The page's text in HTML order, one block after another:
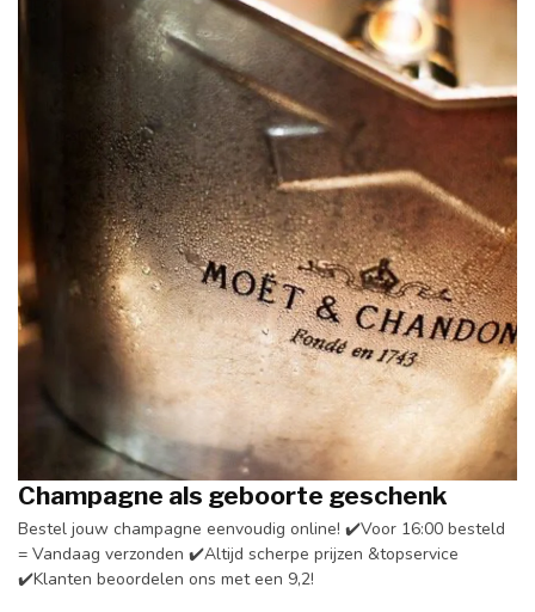
Champagne als geboorte geschenk
Bestel jouw champagne eenvoudig online! ✔️Voor 16:00 besteld
= Vandaag verzonden ✔️Altijd scherpe prijzen &topservice
✔️Klanten beoordelen ons met een 9,2!